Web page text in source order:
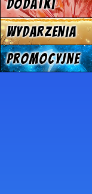
Dodatki
Wydarzenia
Promocyjne